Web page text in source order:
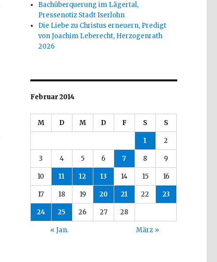
Bachüberquerung im Lägertal,
Pressenotiz Stadt Iserlohn
Die Liebe zu Christus erneuern, Predigt
von Joachim Leberecht, Herzogenrath
2026
Februar 2014
M D M D F S S
1 2
3 4 5 6 7 8 9
10 11 12 13 14 15 16
17 18 19 20 21 22 23
24 25 26 27 28
« Jan. März »